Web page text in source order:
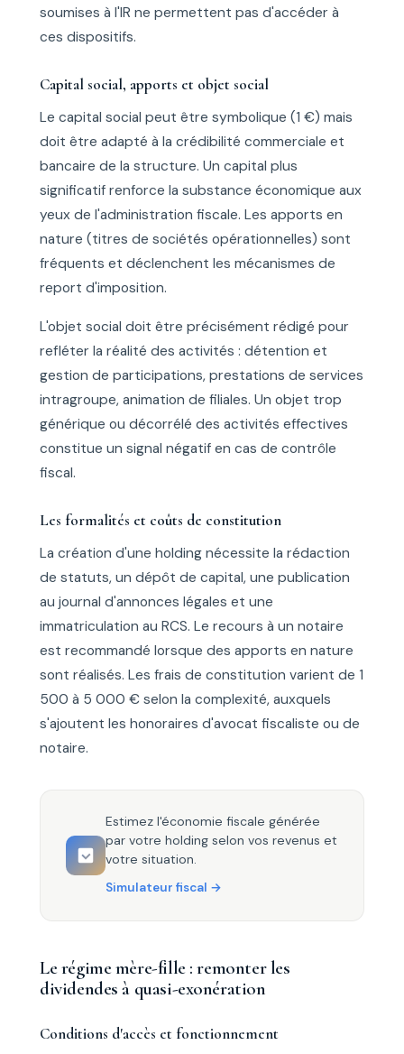
soumises à l'IR ne permettent pas d'accéder à
ces dispositifs.
Capital social, apports et objet social
Le capital social peut être symbolique (1 €) mais
doit être adapté à la crédibilité commerciale et
bancaire de la structure. Un capital plus
significatif renforce la substance économique aux
yeux de l'administration fiscale. Les apports en
nature (titres de sociétés opérationnelles) sont
fréquents et déclenchent les mécanismes de
report d'imposition.
L'objet social doit être précisément rédigé pour
refléter la réalité des activités : détention et
gestion de participations, prestations de services
intragroupe, animation de filiales. Un objet trop
générique ou décorrélé des activités effectives
constitue un signal négatif en cas de contrôle
fiscal.
Les formalités et coûts de constitution
La création d'une holding nécessite la rédaction
de statuts, un dépôt de capital, une publication
au journal d'annonces légales et une
immatriculation au RCS. Le recours à un notaire
est recommandé lorsque des apports en nature
sont réalisés. Les frais de constitution varient de 1
500 à 5 000 € selon la complexité, auxquels
s'ajoutent les honoraires d'avocat fiscaliste ou de
notaire.
Estimez l'économie fiscale générée
par votre holding selon vos revenus et
votre situation.
Simulateur fiscal
Le régime mère-fille : remonter les
dividendes à quasi-exonération
Conditions d'accès et fonctionnement